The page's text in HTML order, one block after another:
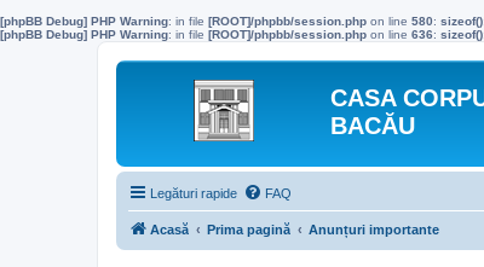
[phpBB Debug] PHP Warning: in file [ROOT]/phpbb/session.php on line 580:
[phpBB Debug] PHP Warning: in file [ROOT]/phpbb/session.php on line 636:
CASA
BACĂU
Legături rapide FAQ
Acasă Prima pagină Anunțuri importante